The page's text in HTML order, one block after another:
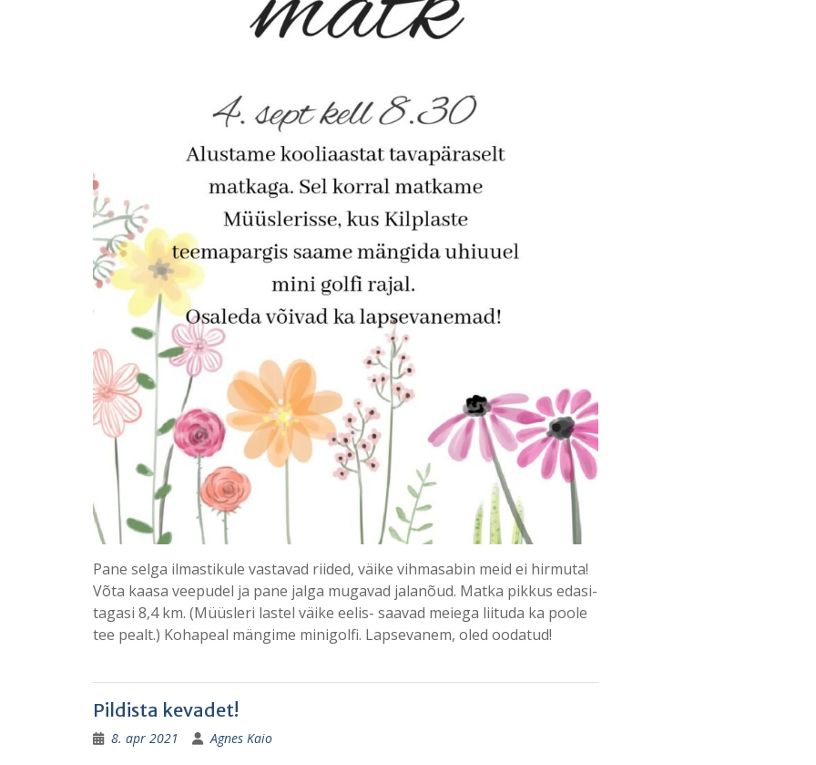
Pane selga ilmastikule vastavad riided, väike vihmasabin meid ei hirmuta!
Võta kaasa veepudel ja pane jalga mugavad jalanõud. Matka pikkus edasi-
tagasi 8,4 km. (Müüsleri lastel väike eelis- saavad meiega liituda ka poole
tee pealt.) Kohapeal mängime minigolfi. Lapsevanem, oled oodatud!
Pildista kevadet!
8. apr 2021 Agnes Kaio